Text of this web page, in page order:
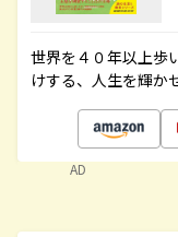
世界を４０年以上歩
けする、人生を輝か
AD